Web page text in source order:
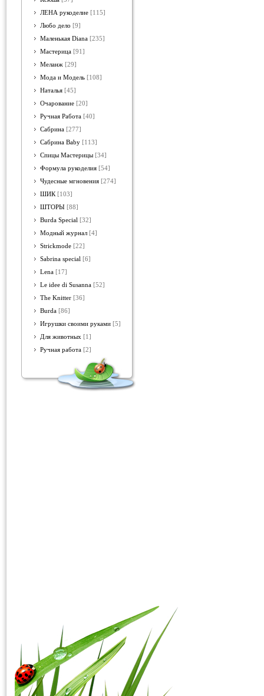
ЛЕНА рукоделие [115]
Любо дело [9]
Маленькая Diana [235]
Мастерица [91]
Меланж [29]
Мода и Модель [108]
Наталья [45]
Очарование [20]
Ручная Работа [40]
Сабрина [277]
Сабрина Baby [113]
Спицы Мастерицы [34]
Формула рукоделия [54]
Чудесные мгновения [274]
ШИК [103]
ШТОРЫ [88]
Burda Special [32]
Модный журнал [4]
Strickmode [22]
Sabrina special [6]
Lena [17]
Le idee di Susanna [52]
The Knitter [36]
Burda [86]
Игрушки своими руками [5]
Для животных [1]
Ручная работа [2]